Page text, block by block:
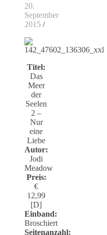
20.
September
2015 /
Titel:
Das
Meer
der
Seelen
2 –
Nur
eine
Liebe
Autor:
Jodi
Meadow
Preis:
€
12,99
[D]
Einband:
Broschiert
Seitenanzahl: